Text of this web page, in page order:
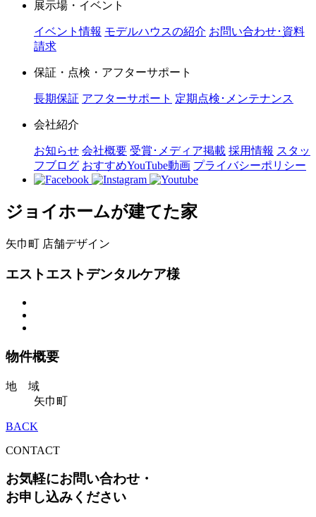
展示場・イベント
イベント情報 モデルハウスの紹介 お問い合わせ･資料
請求
保証・点検・アフターサポート
長期保証 アフターサポート 定期点検･メンテナンス
会社紹介
お知らせ 会社概要 受賞･メディア掲載 採用情報 スタッ
フブログ おすすめYouTube動画 プライバシーポリシー
ジョイホームが建てた家
矢巾町 店舗デザイン
エストエストデンタルケア様
物件概要
地 域
矢巾町
BACK
CONTACT
お気軽にお問い合わせ・
お申し込みください